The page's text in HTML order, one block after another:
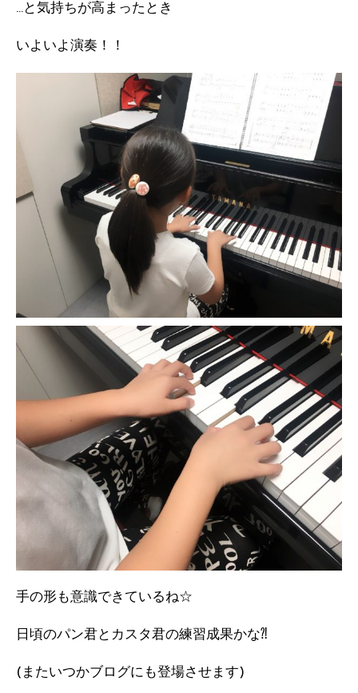
…と気持ちが高まったとき
いよいよ演奏！！
手の形も意識できているね☆
日頃のパン君とカスタ君の練習成果かな⁈
(またいつかブログにも登場させます)